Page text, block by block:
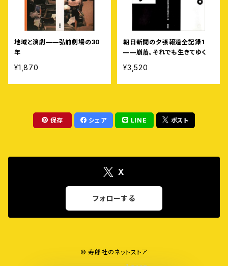
地域と演劇——弘前劇場の30
年
¥1,870
朝日新聞の夕張報道全記録1
——崩落。それでも生きてゆく
¥3,520
保存 シェア LINE ポスト
X
フォローする
© 寿郎社のネットストア